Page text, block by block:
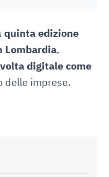
quinta edizione
Lombardia,
digitale come
delle imprese.